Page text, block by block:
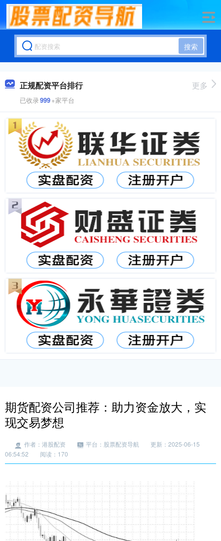
搜索
正规配资平台排行
已收录999+家平台
更多
期货配资公司推荐：助力资金放大，实
现交易梦想
作者：港股配资 平台：股票配资导航
更新：2025-06-15
06:54:52
阅读：170